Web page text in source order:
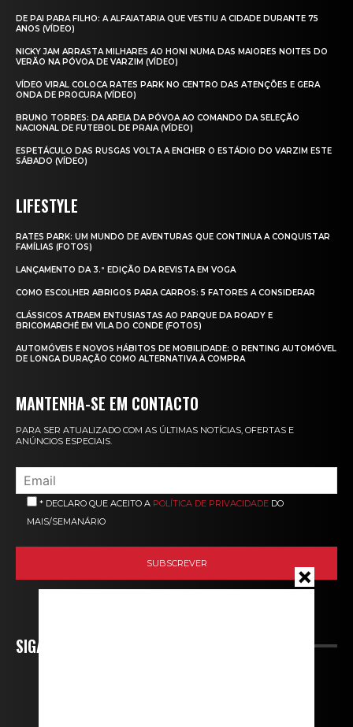
DE PAI PARA FILHO: A ALFAIATARIA QUE VESTIU A CIDADE DURANTE 75
ANOS (VÍDEO)
NICKY JAM ARRASTA MILHARES AO HONI NUMA DAS MAIORES NOITES DO
VERÃO NA PÓVOA DE VARZIM (VÍDEO)
VÍDEO VIRAL COLOCA RATES PARK NO CENTRO DAS ATENÇÕES E GERA
ONDA DE PROCURA (VÍDEO)
BRUNO TORRES: DA AREIA DA PÓVOA AO COMANDO DA SELEÇÃO
NACIONAL DE FUTEBOL DE PRAIA (VÍDEO)
ESPETÁCULO DAS RUSGAS VOLTA A ENCHER O ESTÁDIO DO VARZIM ESTE
SÁBADO (VÍDEO)
LIFESTYLE
RATES PARK: UM MUNDO DE AVENTURAS QUE CONTINUA A CONQUISTAR
FAMÍLIAS (FOTOS)
LANÇAMENTO DA 3.ª EDIÇÃO DA REVISTA EM VOGA
COMO ESCOLHER ABRIGOS PARA CARROS: 5 FATORES A CONSIDERAR
CLÁSSICOS ATRAEM ENTUSIASTAS AO PARQUE DA ROADY E
BRICOMARCHÉ EM VILA DO CONDE (FOTOS)
AUTOMÓVEIS E NOVOS HÁBITOS DE MOBILIDADE: O RENTING AUTOMÓVEL
DE LONGA DURAÇÃO COMO ALTERNATIVA À COMPRA
MANTENHA-SE EM CONTACTO
PARA SER ATUALIZADO COM AS ÚLTIMAS NOTÍCIAS, OFERTAS E
ANÚNCIOS ESPECIAIS.
* DECLARO QUE ACEITO A POLÍTICA DE PRIVACIDADE DO
MAIS/SEMANÁRIO
SIGA-NOS